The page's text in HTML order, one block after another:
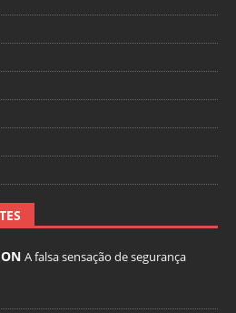
A falsa sensação de segurança